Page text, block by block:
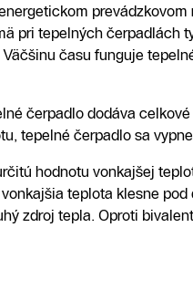
pri tepelných čerpadlách
času funguje
čerpadlo dodáva
tepelné čerpadlo sa
hodnotu vonkajšej
teplota klesne
zdroj tepla. Oproti